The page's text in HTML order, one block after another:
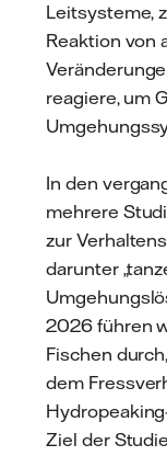
Leitsysteme,
Reaktion von
reagiere, um
In den
mehrere
zur
darunter
2026 führen
Fischen
dem
Ziel der